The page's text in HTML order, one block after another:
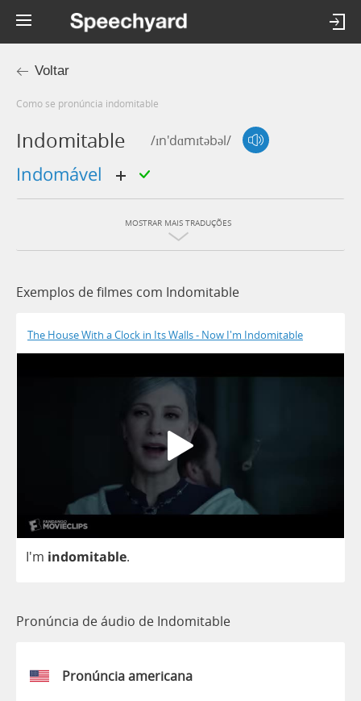
Voltar
Como se pronúncia indomitable
Indomitable /ɪn'dɑmɪtəbəl/
indomável
MOSTRAR MAIS TRADUÇÕES
Exemplos de filmes com Indomitable
The House With a Clock in Its Walls - Now I'm Indomitable
I'm indomitable.
Pronúncia de áudio de Indomitable
Pronúncia americana